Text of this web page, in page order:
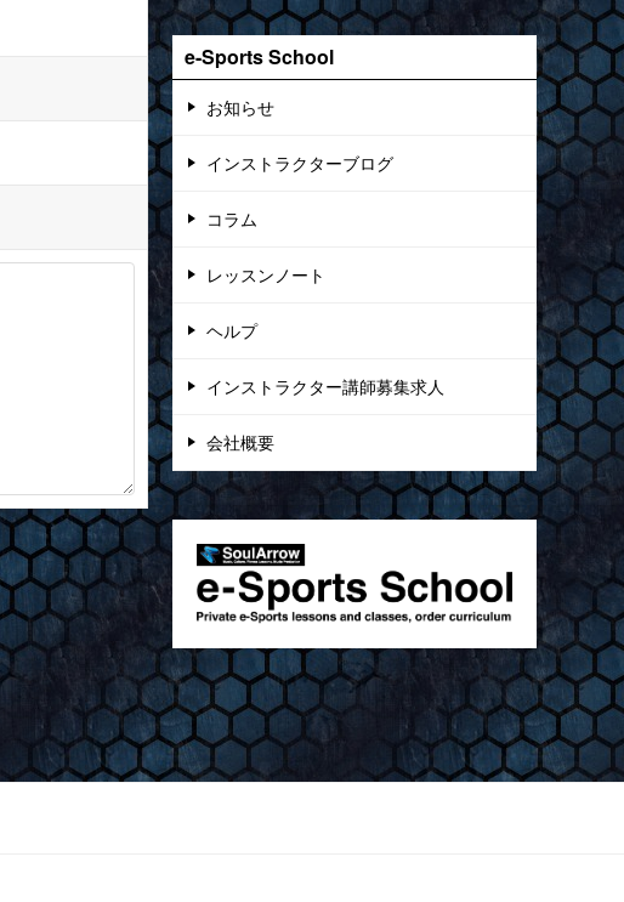
e-Sports School
お知らせ
インストラクターブログ
コラム
レッスンノート
ヘルプ
インストラクター講師募集求人
会社概要